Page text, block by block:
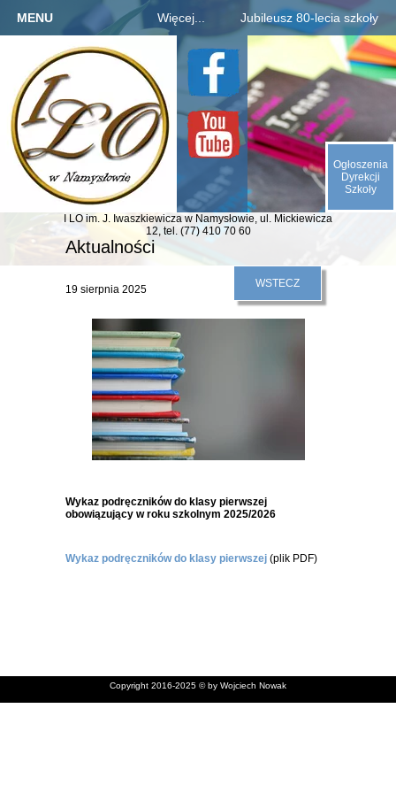
Aktualności
WSTECZ
19 sierpnia 2025
Wykaz podręczników do klasy pierwszej
obowiązujący w roku szkolnym 2025/2026
Wykaz podręczników do klasy pierwszej (plik PDF)
MENU
Strona główna
O nas
Galeria
Kontakt
Więcej...
Szkoła
Kandydaci
Uczniowie
Rodzice
E-SZKOŁA
Jubileusz 80-lecia szkoły
Informacje o jubileuszu
Rejestracja absolwentów
Płatności za zjazd, bal
Fotogaleria archiwaliów
Kalendarium 1945-2025
Animacje (liczby, daty)
Odliczamy dni do zjazdu
Ogłoszenia
Dyrekcji
Szkoły
I LO im. J. Iwaszkiewicza w Namysłowie, ul. Mickiewicza
12, tel. (77) 410 70 60
Copyright 2016-2025 © by Wojciech Nowak